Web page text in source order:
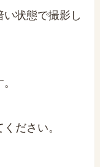
状態で撮影し
ださい。